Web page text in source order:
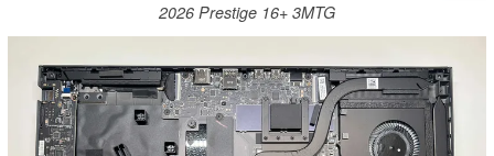
2026 Prestige 16+ 3MTG